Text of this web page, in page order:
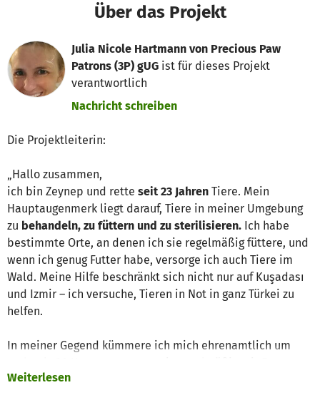
Über das Projekt
Julia Nicole Hartmann von Precious Paw
Patrons (3P) gUG ist für dieses Projekt
verantwortlich
Nachricht schreiben
Die Projektleiterin:
„Hallo zusammen,
ich bin Zeynep und rette seit 23 Jahren Tiere. Mein
Hauptaugenmerk liegt darauf, Tiere in meiner Umgebung
zu behandeln, zu füttern und zu sterilisieren. Ich habe
bestimmte Orte, an denen ich sie regelmäßig füttere, und
wenn ich genug Futter habe, versorge ich auch Tiere im
Wald. Meine Hilfe beschränkt sich nicht nur auf Kuşadası
und Izmir – ich versuche, Tieren in Not in ganz Türkei zu
helfen.
In meiner Gegend kümmere ich mich ehrenamtlich um
und behandle sie gegen Parasiten. Außerdem sterilisierte
Weiterlesen